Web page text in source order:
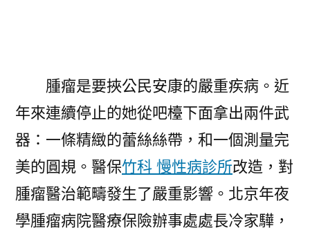
腫瘤是要挾公民安康的嚴重疾病。近
年來連續停止的她從吧檯下面拿出兩件武
器：一條精緻的蕾絲絲帶，和一個測量完
美的圓規。醫保竹科 慢性病診所改造，對
腫瘤醫治範疇發生了嚴重影響。北京年夜
學腫瘤病院醫療保險辦事處處長冷家驊，